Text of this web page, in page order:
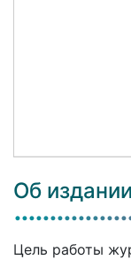
Об издании
Цель работы